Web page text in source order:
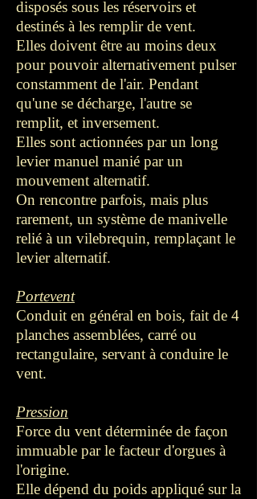
disposés sous les réservoirs et
destinés à les remplir de vent.
Elles doivent être au moins deux
pour pouvoir alternativement pulser
constamment de l'air. Pendant
qu'une se décharge, l'autre se
remplit, et inversement.
Elles sont actionnées par un long
levier manuel manié par un
mouvement alternatif.
On rencontre parfois, mais plus
rarement, un système de manivelle
relié à un vilebrequin, remplaçant le
levier alternatif.
Portevent
Conduit en général en bois, fait de 4
planches assemblées, carré ou
rectangulaire, servant à conduire le
vent.
Pression
Force du vent déterminée de façon
immuable par le facteur d'orgues à
l'origine.
Elle dépend du poids appliqué sur la